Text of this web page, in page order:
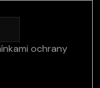
ochrany